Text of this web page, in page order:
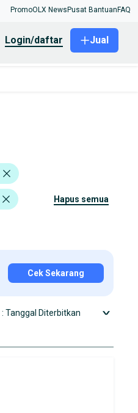
PromoOLX News Pusat Bantuan FAQ
login/daftar Jual
hapus semua
Cek Sekarang
: Tanggal Diterbitkan